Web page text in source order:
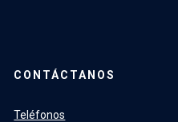
CONTÁCTANOS
Teléfonos